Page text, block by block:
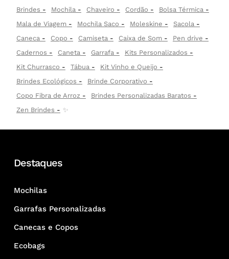
Brindes Mochila Chaveiro Cordão
Bolsa Térmica
Mala de Viagem
Mochila Saco Moleskine
Sacola
Caneca
Copo Camiseta Caixa de Som
Pen drive
Cadernos
Caneta Garrafa
Kits Personalizados
Kit Churrasco
Tábua
Kit Vinho e Queijo
Brindes Ecológicos
Brinde Corporativo
Copo Fibra de Arroz
Brindes Personalizadas Baratos
Zen Brindes
✨
Destaques
Mochilas
Garrafas Personalizadas
Canecas e Copos
Ecobags